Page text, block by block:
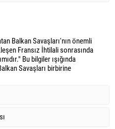
Balkan Savaşları'nın önemli
Fransız İhtilali sonrasında
Bu bilgiler ışığında
Savaşları birbirine